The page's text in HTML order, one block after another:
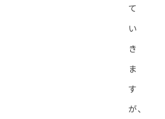
て
い
き
ま
す
が、